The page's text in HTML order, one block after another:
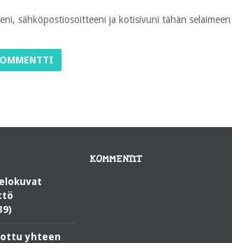
sähköpostiosoitteeni ja kotisivuni tähän
yhteen
KOMMENTIT